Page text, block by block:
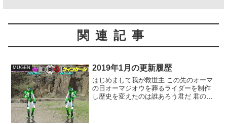
関連記事
MUGEN 2019年1月の更新履歴
はじめまして我が救世主 この先のオーマ
の日オーマジオウを葬るライダーを制作
し歴史を変えたのは誰あろう君だ 君のキ